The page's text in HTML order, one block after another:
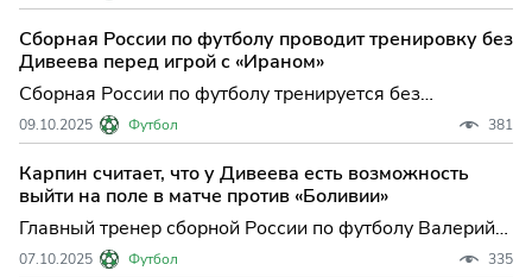
товарищеской игрой против сб...
Сборная России по футболу проводит тренировку без
Дивеева перед игрой с «Ираном»
Сборная России по футболу тренируется без
защитника Игоря Дивеева перед товарищеским
матчем против команды Ирана, сообщает
корреспондент РИА Новос...
09.10.2025 Футбол 381
Карпин считает, что у Дивеева есть возможность
выйти на поле в матче против «Боливии»
Главный тренер сборной России по футболу Валерий
Карпин сообщил, что у защитника национальной
07.10.2025 Футбол 335